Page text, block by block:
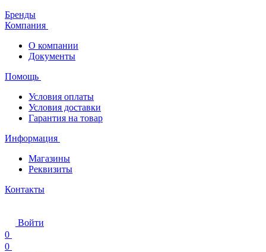
Бренды
Компания
О компании
Документы
Помощь
Условия оплаты
Условия доставки
Гарантия на товар
Информация
Магазины
Реквизиты
Контакты
Войти
0
0